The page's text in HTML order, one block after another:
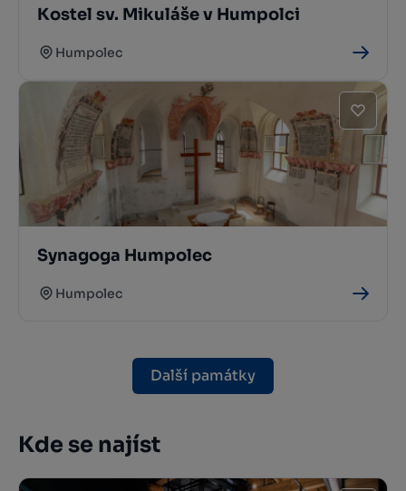
Kostel sv. Mikuláše v Humpolci
Humpolec
Synagoga Humpolec
Humpolec
Další památky
Kde se najíst